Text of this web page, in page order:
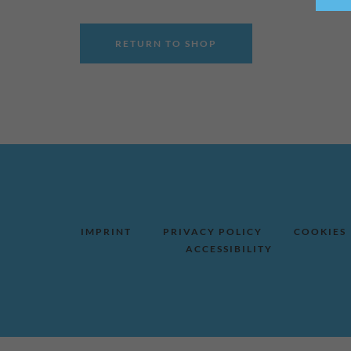
RETURN TO SHOP
IMPRINT PRIVACY POLICY
COOKIES
ACCESSIBILITY